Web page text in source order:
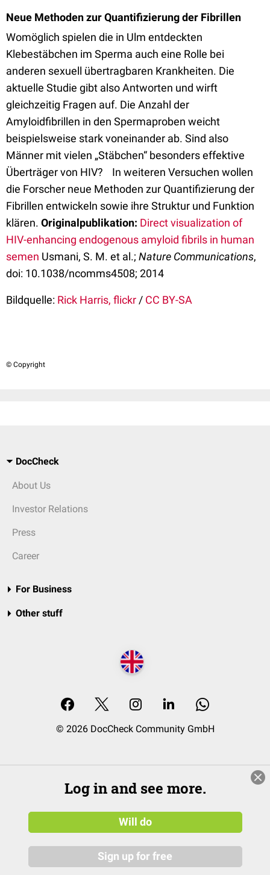
Neue Methoden zur Quantifizierung der Fibrillen
Womöglich spielen die in Ulm entdeckten
Klebestäbchen im Sperma auch eine Rolle bei
anderen sexuell übertragbaren Krankheiten. Die
aktuelle Studie gibt also Antworten und wirft
gleichzeitig Fragen auf. Die Anzahl der
Amyloidfibrillen in den Spermaproben weicht
beispielsweise stark voneinander ab. Sind also
Männer mit vielen „Stäbchen“ besonders effektive
Überträger von HIV? In weiteren Versuchen wollen
die Forscher neue Methoden zur Quantifizierung der
Fibrillen entwickeln sowie ihre Struktur und Funktion
klären. Originalpublikation: Direct visualization of
HIV-enhancing endogenous amyloid fibrils in human
semen Usmani, S. M. et al.; Nature Communications,
doi: 10.1038/ncomms4508; 2014
Bildquelle: Rick Harris, flickr / CC BY-SA
© Copyright
DocCheck
About Us
Investor Relations
Press
Career
For Business
Other stuff
© 2026 DocCheck Community GmbH
Log in and see more.
Will do
Sign up for free